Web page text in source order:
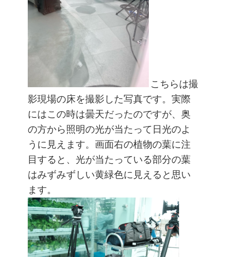
こちらは撮
影現場の床を撮影した写真です。実際
にはこの時は曇天だったのですが、奥
の方から照明の光が当たって日光のよ
うに見えます。画面右の植物の葉に注
目すると、光が当たっている部分の葉
はみずみずしい黄緑色に見えると思い
ます。